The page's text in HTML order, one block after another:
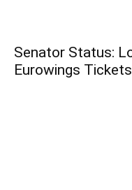
Senator Status:
Eurowings Tickets